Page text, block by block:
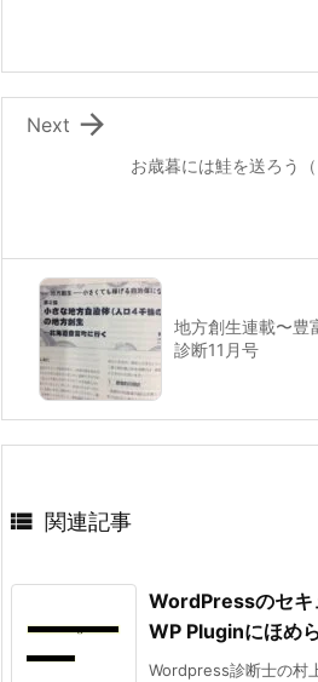
お歳暮には鮭を送ろう（

Next
地方創生連載〜豊
診断11月号
 関連記事
WordPressのセ
WP Pluginにほめ
Wordpress診断士の村